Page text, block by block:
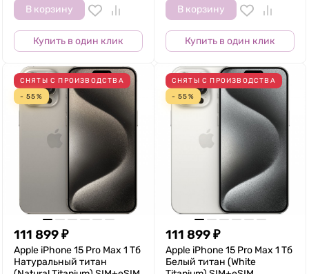
В корзину
Купить в один клик
В корзину
Купить в один клик
СНЯТЫ С ПРОИЗВОДСТВА
- 55%
111 899₽
Apple iPhone 15 Pro Max 1 Тб
Натуральный титан
СНЯТЫ С ПРОИЗВОДСТВА
- 55%
111 899₽
Apple iPhone 15 Pro Max 1 Тб
Белый титан (White